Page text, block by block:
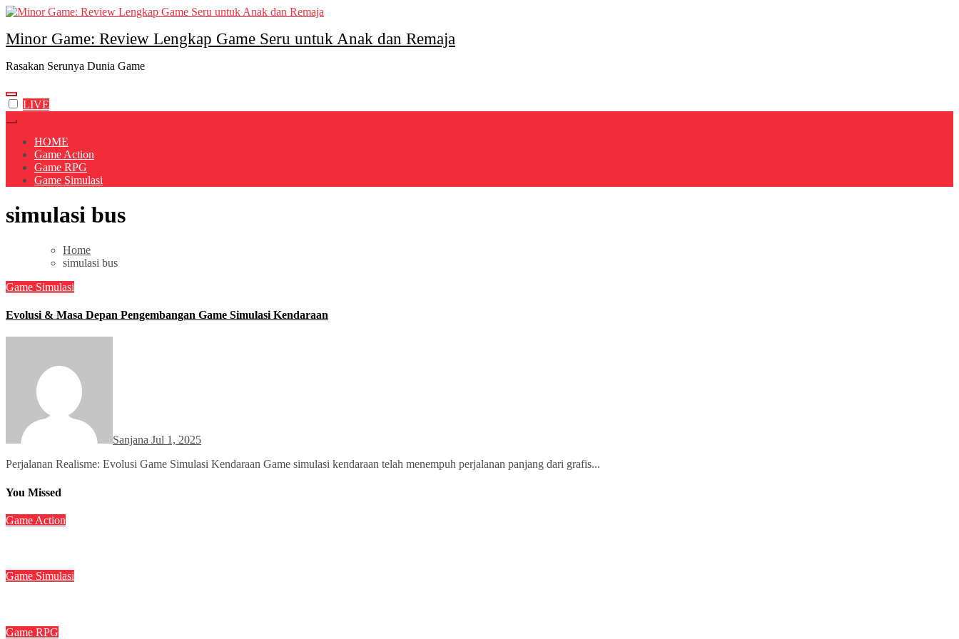
Skip
content
Minor Game: Review Lengkap Game Seru untuk Anak dan Remaja
Rasakan Serunya Dunia Game
LIVE
HOME
Game Action
Game RPG
Game Simulasi
simulasi bus
Home
simulasi bus
Game Simulasi
Evolusi & Masa Depan Pengembangan Game Simulasi Kendaraan
Sanjana Jul 1, 2025
Perjalanan Realisme: Evolusi Game Simulasi Kendaraan Game simulasi kendaraan telah menempuh perjalanan panjang dari grafis...
You Missed
Game Action
Game Simulasi
Game RPG